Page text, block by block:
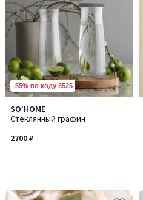
-55% по коду 5525
SO'HOME
Стеклянный графин
2700 ₽